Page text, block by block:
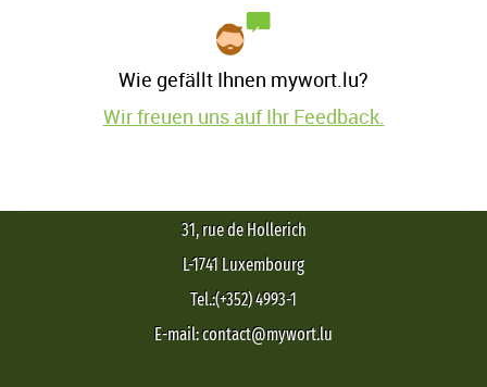
Wie gefällt Ihnen mywort.lu?
Wir freuen uns auf Ihr Feedback.
31, rue de Hollerich
L-1741 Luxembourg
Tel.:(+352) 4993-1
E-mail: contact@mywort.lu